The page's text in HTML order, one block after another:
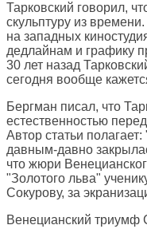
Тарковский говорил,
скульптуру из
на западных
дедлайнам и графику
30 лет назад
сегодня вообще
Бергман писал, что
естественностью
Автор статьи
давным-давно
что жюри
"Золотого льва"
Сокурову, за
Венецианский триумф